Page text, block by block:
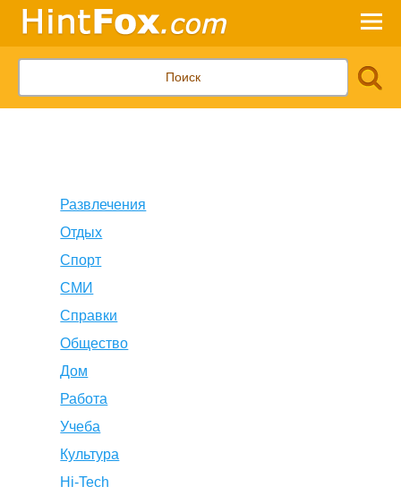
Развлечения
Отдых
Спорт
СМИ
Справки
Общество
Дом
Работа
Учеба
Культура
Hi-Tech